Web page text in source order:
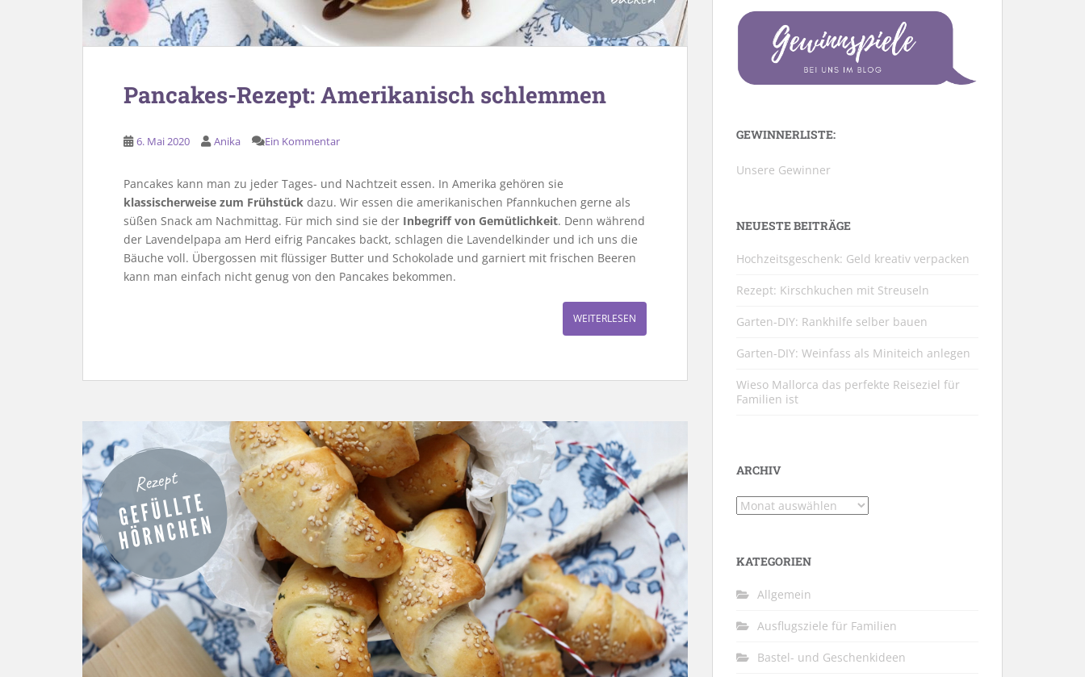
Pancakes-Rezept: Amerikanisch schlemmen
6. Mai 2020 Anika Ein Kommentar
Pancakes kann man zu jeder Tages- und Nachtzeit essen. In Amerika gehören sie
klassischerweise zum Frühstück dazu. Wir essen die amerikanischen Pfannkuchen gerne als
süßen Snack am Nachmittag. Für mich sind sie der Inbegriff von Gemütlichkeit. Denn während
der Lavendelpapa am Herd eifrig Pancakes backt, schlagen die Lavendelkinder und ich uns die
Bäuche voll. Übergossen mit flüssiger Butter und Schokolade und garniert mit frischen Beeren
kann man einfach nicht genug von den Pancakes bekommen.
WEITERLESEN
GEWINNERLISTE:
Unsere Gewinner
NEUESTE BEITRÄGE
Hochzeitsgeschenk: Geld kreativ verpacken
Rezept: Kirschkuchen mit Streuseln
Garten-DIY: Rankhilfe selber bauen
Garten-DIY: Weinfass als Miniteich anlegen
Wieso Mallorca das perfekte Reiseziel für
Familien ist
ARCHIV
Archiv
KATEGORIEN
Allgemein
Ausflugsziele für Familien
Bastel- und Geschenkideen